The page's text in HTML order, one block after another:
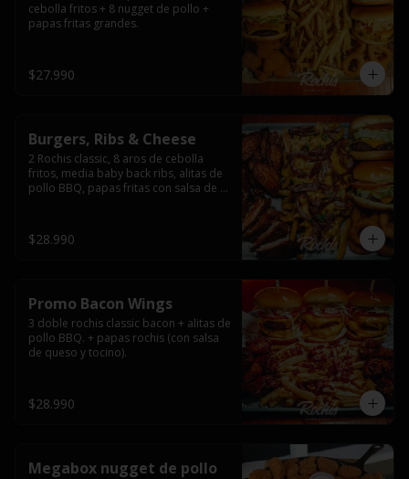
cebolla fritos + 8 nugget de pollo +
papas fritas grandes.
$27.990
Burgers, Ribs & Cheese
2 Rochis classic, 8 aros de cebolla
fritos, media baby back ribs, alitas de
pollo BBQ, papas fritas con salsa de
$28.990
Promo Bacon Wings
3 doble rochis classic bacon + alitas de
pollo BBQ. + papas rochis (con salsa
de queso y tocino).
$28.990
Megabox nugget de pollo